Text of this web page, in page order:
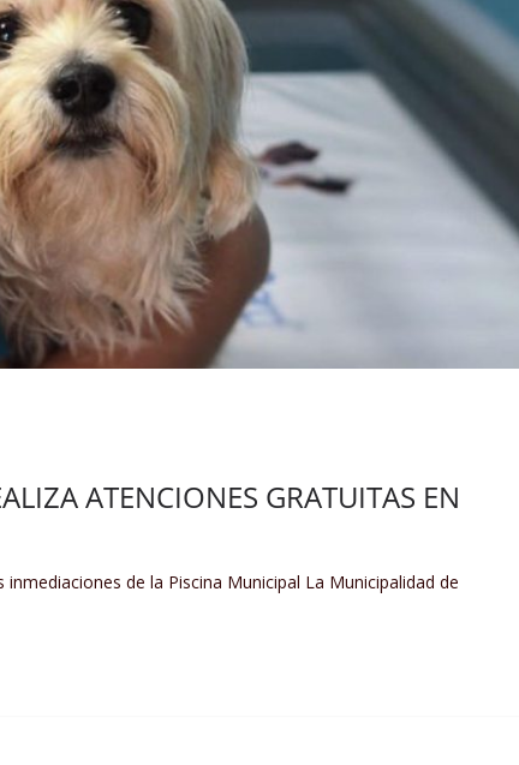
ATENCIONES GRATUITAS EN
de la Piscina Municipal La Municipalidad de